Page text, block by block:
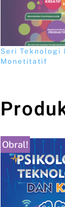
Seri Teknologi
Monetitatif
Obral!